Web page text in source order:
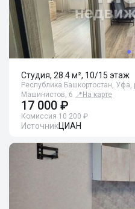
Студия, 28.4 м², 10/15 этаж
Республика Башкортостан,
Машинистов, 6 📍 На карте
17 000 ₽
Комиссия 10 200 ₽
ИсточникЦИАН